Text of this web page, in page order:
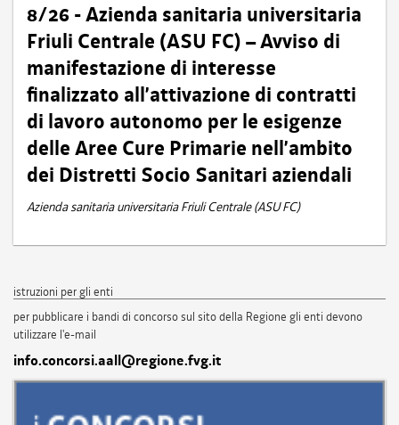
8/26 - Azienda sanitaria universitaria
Friuli Centrale (ASU FC) – Avviso di
manifestazione di interesse
finalizzato all’attivazione di contratti
di lavoro autonomo per le esigenze
delle Aree Cure Primarie nell’ambito
dei Distretti Socio Sanitari aziendali
Azienda sanitaria universitaria Friuli Centrale (ASU FC)
istruzioni per gli enti
per pubblicare i bandi di concorso sul sito della Regione gli enti devono
utilizzare l'e-mail
info.concorsi.aall@regione.fvg.it